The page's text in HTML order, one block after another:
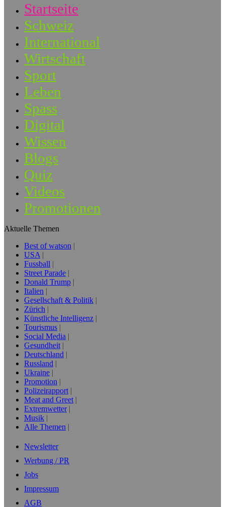
Startseite
Schweiz
International
Wirtschaft
Sport
Leben
Spass
Digital
Wissen
Blogs
Quiz
Videos
Promotionen
Aktuelle Themen
Best of watson
USA
Fussball
Street Parade
Donald Trump
Italien
Gesellschaft & Politik
Zürich
Künstliche Intelligenz
Tourismus
Social Media
Gesundheit
Deutschland
Russland
Ukraine
Promotion
Polizeirapport
Meat and Greet
Extremwetter
Musik
Alle Themen
Newsletter
Werbung / PR
Jobs
Impressum
AGB